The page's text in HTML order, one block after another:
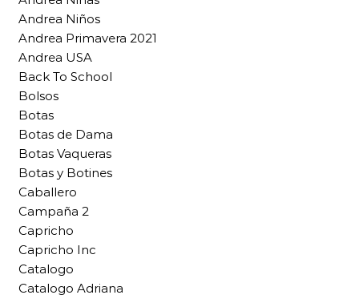
Andrea Niños
Andrea Primavera 2021
Andrea USA
Back To School
Bolsos
Botas
Botas de Dama
Botas Vaqueras
Botas y Botines
Caballero
Campaña 2
Capricho
Capricho Inc
Catalogo
Catalogo Adriana